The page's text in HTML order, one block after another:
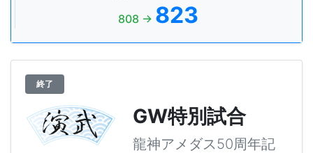
808 → 823
終了
GW特別試合
龍神アメダス50周年記